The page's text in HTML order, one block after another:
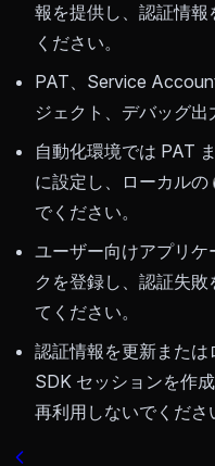
報を提供し、認証情
ください。
PAT、Service
ジェクト、デバッグ出
自動化環境では PAT
に設定し、ローカルの
でください。
ユーザー向けアプリ
クを登録し、認証失
てください。
認証情報を更新また
SDK セッションを作
再利用しないでくださ